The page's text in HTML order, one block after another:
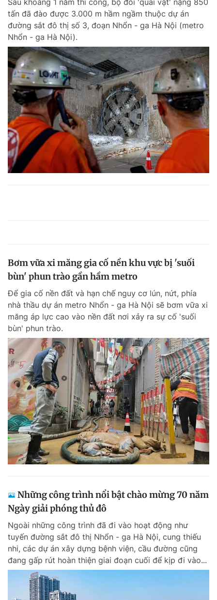
Sau khoảng 1 năm thi công, bộ đôi 'quái vật' nặng 850
tấn đã đào được 3.000 m hầm ngầm thuộc dự án
đường sắt đô thị số 3, đoạn Nhổn - ga Hà Nội (metro
Nhổn - ga Hà Nội).
Bơm vữa xi măng gia cố nền khu vực bị 'suối
bùn' phun trào gần hầm metro
Để gia cố nền đất và hạn chế nguy cơ lún, nứt, phía
nhà thầu dự án metro Nhổn - ga Hà Nội sẽ bơm vữa xi
măng áp lực cao vào nền đất nơi xảy ra sự cố 'suối
bùn' phun trào.
Những công trình nổi bật chào mừng 70 năm
Ngày giải phóng thủ đô
Ngoài những công trình đã đi vào hoạt động như
tuyến đường sắt đô thị Nhổn - ga Hà Nội, cung thiếu
nhi, các dự án xây dựng bệnh viện, cầu đường cũng
đang gấp rút hoàn thiện giai đoạn cuối để kịp đi vào...